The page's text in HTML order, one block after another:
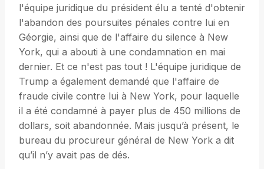
l'équipe juridique du président élu a tenté d'obtenir
l'abandon des poursuites pénales contre lui en
Géorgie, ainsi que de l'affaire du silence à New
York, qui a abouti à une condamnation en mai
dernier. Et ce n'est pas tout ! L'équipe juridique de
Trump a également demandé que l'affaire de
fraude civile contre lui à New York, pour laquelle
il a été condamné à payer plus de 450 millions de
dollars, soit abandonnée. Mais jusqu’à présent, le
bureau du procureur général de New York a dit
qu’il n’y avait pas de dés.